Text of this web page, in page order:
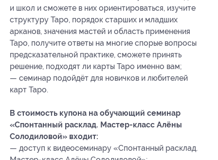
и школ и сможете в них ориентироваться, изучите
структуру Таро, порядок старших и младших
арканов, значения мастей и область применения
Таро, получите ответы на многие спорые вопросы
предсказательной практике, сможете принять
решение, подходят ли карты Таро именно вам;
— семинар подойдёт для новичков и любителей
карт Таро.
В стоимость купона на обучающий семинар
«Спонтанный расклад. Мастер-класс Алёны
Солодиловой» входит:
— доступ к видеосеминару «Спонтанный расклад.